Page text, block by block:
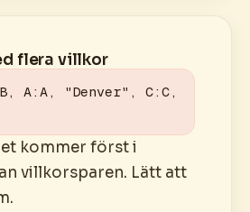
flera villkor
A:A, "Denver", C:C,
kommer först i
villkorsparen. Lätt att